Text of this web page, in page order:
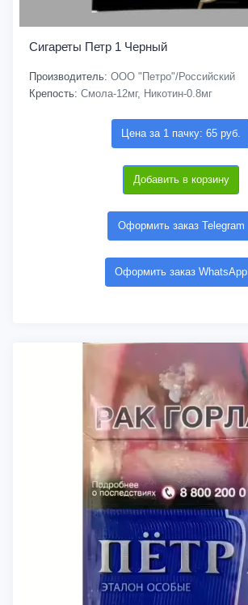
Сигареты Петр 1 Черный
Производитель: ООО "Петро"/Российский
Крепость: Смола-12мг, Никотин-0.8мг
Цена за 1 пачку: 65 руб.
Добавить в корзину
Оформить заказ Telegram
Оформить заказ WhatsApp